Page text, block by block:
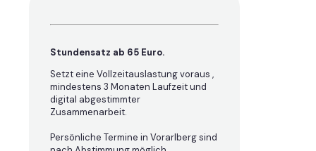
Stundensatz ab 65 Euro.
Setzt eine Vollzeitauslastung voraus ,
mindestens 3 Monaten Laufzeit und
digital abgestimmter
Zusammenarbeit.
Persönliche Termine in Vorarlberg sind